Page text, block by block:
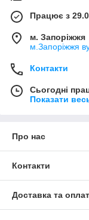
Працює з
м. Запоріжжя
м.Запоріжжя
Контакти
Сьогодні
Показати
Про нас
Контакти
Доставка та